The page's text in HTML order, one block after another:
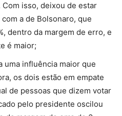
Com isso, deixou de estar
a de Bolsonaro, que
dentro da margem de erro, e
é maior;
uma influência maior que
os dois estão em empate
de pessoas que dizem votar
pelo presidente oscilou